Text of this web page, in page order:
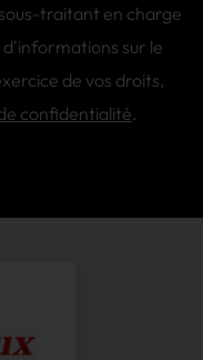
traitant en charge
d'informations sur le
de vos droits,
confidentialité.